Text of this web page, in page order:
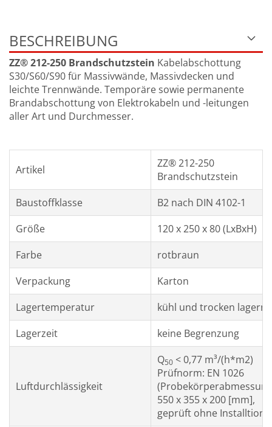
BESCHREIBUNG
ZZ® 212-250 Brandschutzstein Kabelabschottung
S30/S60/S90 für Massivwände, Massivdecken und
leichte Trennwände. Temporäre sowie permanente
Brandabschottung von Elektrokabeln und -leitungen
aller Art und Durchmesser.
Artikel
ZZ® 212-250
Brandschutzstein
Baustoffklasse
B2 nach DIN 4102-1
Größe
120 x 250 x 80 (LxBxH)
Farbe
rotbraun
Verpackung
Karton
Lagertemperatur
kühl und trocken lagern
Lagerzeit
keine Begrenzung
Luftdurchlässigkeit
Q50 < 0,77 m³/(h*m2)
Prüfnorm: EN 1026
550 x 355 x 200 [mm],
geprüft ohne